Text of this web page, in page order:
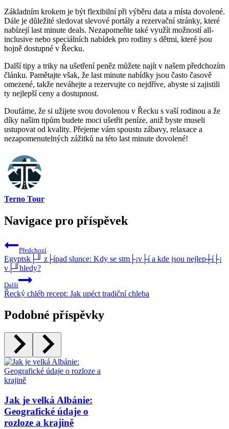
Základním krokem je být flexibilní při výběru data a místa dovolené.
Dále je důležité sledovat slevové portály a rezervační stránky, které
nabízejí last minute deals. Nezapomeňte také využít možností all-
inclusive nebo speciálních nabídek pro rodiny s dětmi, které jsou
hojně dostupné v Řecku.
Další tipy a triky na ušetření peněz můžete najít v našem předchozím
článku. Pamětajte však, že last minute nabídky jsou často časově
omezené, takže neváhejte a rezervujte co nejdříve, abyste si zajistili
ty nejlepší ceny a dostupnost.
Doufáme, že si užijete svou dovolenou v Řecku s vaší rodinou a že
díky našim tipům budete moci ušetřit peníze, aniž byste museli
ustupovat od kvality. Přejeme vám spoustu zábavy, relaxace a
nezapomenutelných zážitků na této last minute dovolené!
Terno Tour
Navigace pro příspěvek
Předchozí
Egyptsk├╜ z├ípad slunce: Kdy se stm├¡v├í a kde jsou nejlep┼í├¡
v├╜hledy?
Další
Řecký chléb recept: Jak upéct tradiční chleba
Podobné příspěvky
Jak je velká Albánie:
Geografické údaje o
rozloze a krajině